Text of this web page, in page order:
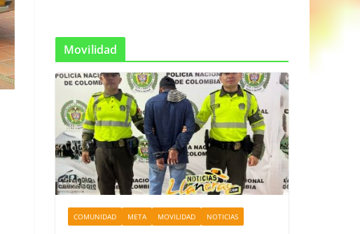
Movilidad
COMUNIDAD META MOVILIDAD NOTICIAS